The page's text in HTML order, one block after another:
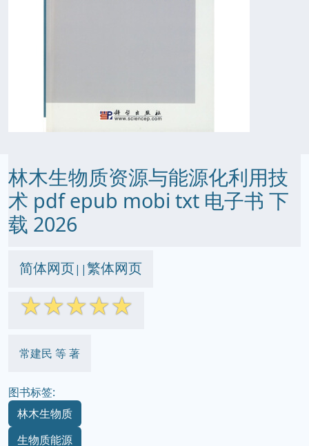
林木生物质资源与能源化利用技
术 pdf epub mobi txt 电子书 下
载 2026
简体网页||繁体网页
☆☆☆☆☆
常建民 等 著
图书标签:
林木生物质
生物质能源